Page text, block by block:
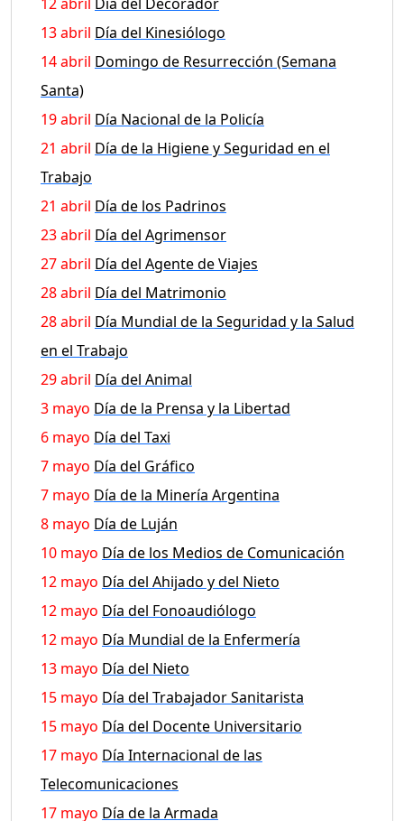
13 abril Día del Kinesiólogo
14 abril Domingo de Resurrección (Semana
Santa)
19 abril Día Nacional de la Policía
21 abril Día de la Higiene y Seguridad en el
Trabajo
21 abril Día de los Padrinos
23 abril Día del Agrimensor
27 abril Día del Agente de Viajes
28 abril Día del Matrimonio
28 abril Día Mundial de la Seguridad y la Salud
en el Trabajo
29 abril Día del Animal
3 mayo Día de la Prensa y la Libertad
6 mayo Día del Taxi
7 mayo Día del Gráfico
7 mayo Día de la Minería Argentina
8 mayo Día de Luján
10 mayo Día de los Medios de Comunicación
12 mayo Día del Ahijado y del Nieto
12 mayo Día del Fonoaudiólogo
12 mayo Día Mundial de la Enfermería
13 mayo Día del Nieto
15 mayo Día del Trabajador Sanitarista
15 mayo Día del Docente Universitario
17 mayo Día Internacional de las
Telecomunicaciones
17 mayo Día de la Armada